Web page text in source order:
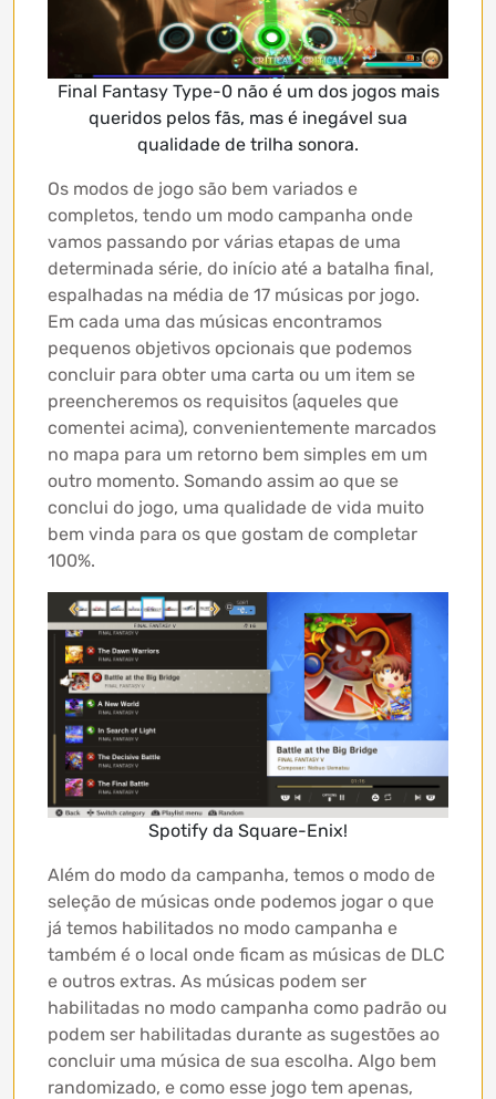
Final Fantasy Type-0 não é um dos jogos mais
queridos pelos fãs, mas é inegável sua
qualidade de trilha sonora.
Os modos de jogo são bem variados e
completos, tendo um modo campanha onde
vamos passando por várias etapas de uma
determinada série, do início até a batalha final,
espalhadas na média de 17 músicas por jogo.
Em cada uma das músicas encontramos
pequenos objetivos opcionais que podemos
concluir para obter uma carta ou um item se
preencheremos os requisitos (aqueles que
comentei acima), convenientemente marcados
no mapa para um retorno bem simples em um
outro momento. Somando assim ao que se
conclui do jogo, uma qualidade de vida muito
bem vinda para os que gostam de completar
100%.
Spotify da Square-Enix!
Além do modo da campanha, temos o modo de
seleção de músicas onde podemos jogar o que
já temos habilitados no modo campanha e
também é o local onde ficam as músicas de DLC
e outros extras. As músicas podem ser
habilitadas no modo campanha como padrão ou
podem ser habilitadas durante as sugestões ao
concluir uma música de sua escolha. Algo bem
randomizado, e como esse jogo tem apenas,